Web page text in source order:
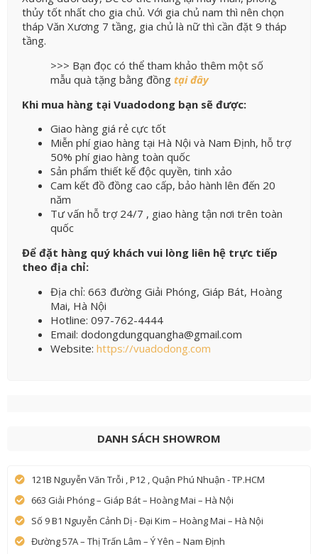
thủy tốt nhất cho gia chủ. Với gia chủ nam thì nên chọn
tháp Văn Xương 7 tầng, gia chủ là nữ thì cần đặt 9 tháp
tầng.
>>> Bạn đọc có thể tham khảo thêm một số
mẫu quà tặng bằng đồng tại đây
Khi mua hàng tại Vuadodong bạn sẽ được:
Giao hàng giá rẻ cực tốt
Miễn phí giao hàng tại Hà Nội và Nam Định, hỗ trợ
50% phí giao hàng toàn quốc
Sản phẩm thiết kế độc quyền, tinh xảo
Cam kết đồ đồng cao cấp, bảo hành lên đến 20
năm
Tư vấn hỗ trợ 24/7 , giao hàng tận nơi trên toàn
quốc
Để đặt hàng quý khách vui lòng liên hệ trực tiếp
theo địa chỉ:
Địa chỉ: 663 đường Giải Phóng, Giáp Bát, Hoàng
Mai, Hà Nội
Hotline: 097-762-4444
Email: dodongdungquangha@gmail.com
Website: https://vuadodong.com
DANH SÁCH SHOWROM
121B Nguyễn Văn Trỗi , P12 , Quận Phú Nhuận - TP.HCM
663 Giải Phóng – Giáp Bát – Hoàng Mai – Hà Nội
Số 9 B1 Nguyễn Cảnh Dị - Đại Kim – Hoàng Mai – Hà Nội
Đường 57A – Thị Trấn Lâm – Ý Yên – Nam Định